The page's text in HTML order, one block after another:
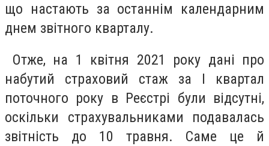
що настають за останнім календарним
днем звітного кварталу.
Отже, на 1 квітня 2021 року дані про
набутий страховий стаж за І квартал
поточного року в Реєстрі були відсутні,
оскільки страхувальниками подавалась
звітність до 10 травня. Саме це й